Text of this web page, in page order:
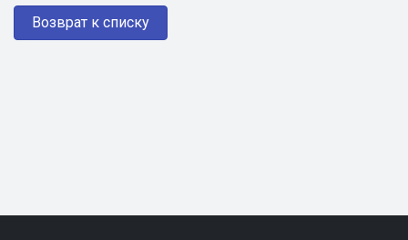
Возврат к списку